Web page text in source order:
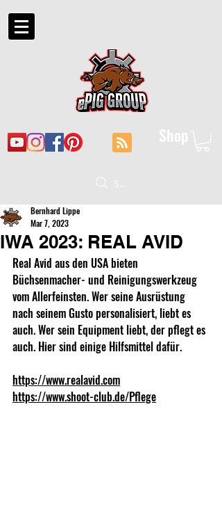
Shop
Suche
IWA 2023: REAL AVID
Bernhard Lippe
Mar 7, 2023
Real Avid aus den USA bieten
Büchsenmacher- und Reinigungswerkzeug
vom Allerfeinsten. Wer seine Ausrüstung
nach seinem Gusto personalisiert, liebt es
auch. Wer sein Equipment liebt, der pflegt es
auch. Hier sind einige Hilfsmittel dafür.
https://www.realavid.com
https://www.shoot-club.de/Pflege